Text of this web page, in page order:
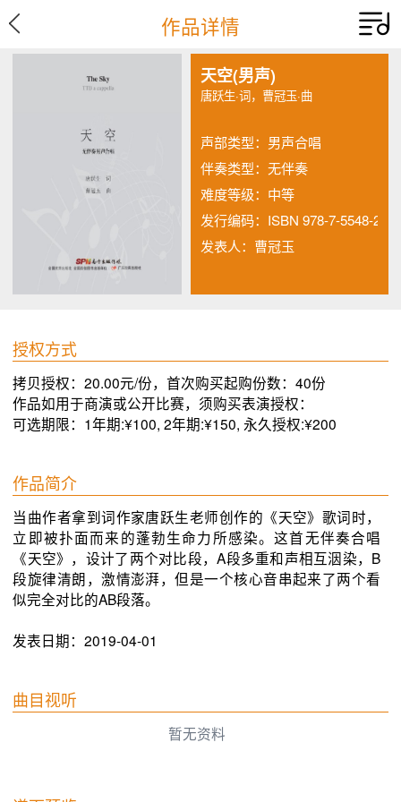
作品详情
天空(男声)
唐跃生·词，曹冠玉·曲
声部类型： 男声合唱
伴奏类型：无伴奏
难度等级： 中等
发行编码： ISBN 978-7-5548-
发表人：曹冠玉
授权方式
拷贝授权：20.00元/份，首次购买起购份数：40份
作品如用于商演或公开比赛，须购买表演授权：
可选期限：1年期:¥100, 2年期:¥150, 永久授权:¥200
作品简介
当曲作者拿到词作家唐跃生老师创作的《天空》歌词时，
立即被扑面而来的蓬勃生命力所感染。这首无伴奏合唱
《天空》，设计了两个对比段，A段多重和声相互洇染，B
段旋律清朗，激情澎湃，但是一个核心音串起来了两个看
似完全对比的AB段落。
发表日期：2019-04-01
曲目视听
暂无资料